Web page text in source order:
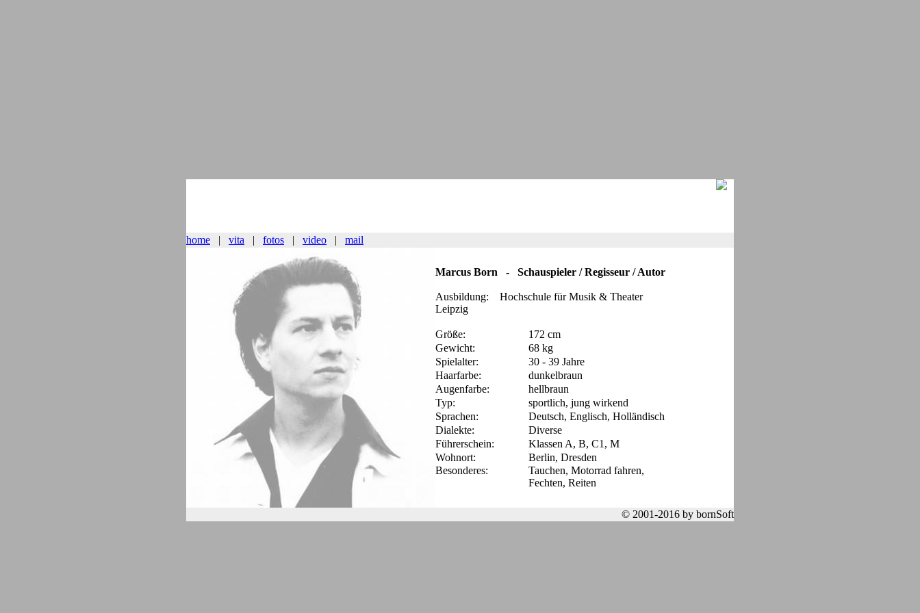
home | vita | fotos | video | mail
Marcus Born - Schauspieler / Regisseur / Autor
Ausbildung: Hochschule für Musik & Theater
Leipzig
Größe:
172 cm
Gewicht:
68 kg
Spielalter:
30 - 39 Jahre
Haarfarbe:
dunkelbraun
Augenfarbe:
hellbraun
Typ:
sportlich, jung wirkend
Sprachen:
Deutsch, Englisch, Holländisch
Dialekte:
Diverse
Führerschein:
Klassen A, B, C1, M
Wohnort:
Berlin, Dresden
Besonderes:
Tauchen, Motorrad fahren,
Fechten, Reiten
© 2001-2016 by bornSoft